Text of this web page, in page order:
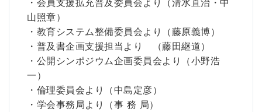
山照章）
・教育システム整備委員会より（藤原義博）
・普及書企画支援担当より （藤田継道）
・公開シンポジウム企画委員会より（小野浩
一）
・倫理委員会より（中島定彦）
・学会事務局より（事 務 局）